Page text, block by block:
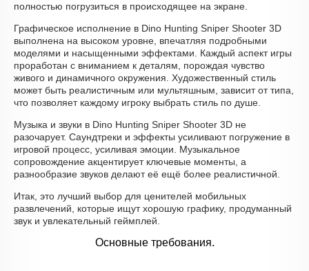
полностью погрузиться в происходящее на экране.
Графическое исполнение в Dino Hunting Sniper Shooter 3D
выполнена на высоком уровне, впечатляя подробными
моделями и насыщенными эффектами. Каждый аспект игры
проработан с вниманием к деталям, порождая чувство
живого и динамичного окружения. Художественный стиль
может быть реалистичным или мультяшным, зависит от типа,
что позволяет каждому игроку выбрать стиль по душе.
Музыка и звуки в Dino Hunting Sniper Shooter 3D не
разочарует. Саундтреки и эффекты усиливают погружение в
игровой процесс, усиливая эмоции. Музыкальное
сопровождение акцентирует ключевые моменты, а
разнообразие звуков делают её ещё более реалистичной.
Итак, это лучший выбор для ценителей мобильных
развлечений, которые ищут хорошую графику, продуманный
звук и увлекательный геймплей.
Основные требования.